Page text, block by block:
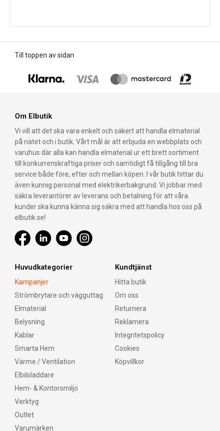
Till toppen av sidan
Om Elbutik
Vi vill att det ska vara enkelt och säkert att handla elmaterial
på nätet och i butik. Vårt mål är att erbjuda en webbplats och
varuhus där alla kan handla elmaterial ur ett brett sortiment
till konkurrenskraftiga priser och samtidigt få tillgång till bra
service både före, efter och mellan köpen. I vår butik hittar du
även kunnig personal med elektrikerbakgrund. Vi jobbar med
säkra leverantörer av leverans och betalning för att våra
kunder ska kunna känna sig säkra med att handla hos oss på
elbutik.se!
Huvudkategorier
Kampanjer
Strömbrytare och vägguttag
Elmaterial
Belysning
Kablar
Smarta Hem
Värme / Ventilation
Elbilsladdare
Hem- & Kontorsmiljö
Verktyg
Outlet
Varumärken
Kundtjänst
Hitta butik
Om oss
Returnera
Reklamera
Integritetspolicy
Cookies
Köpvillkor